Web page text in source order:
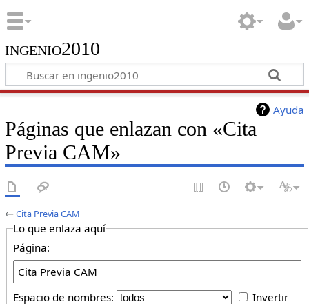
ingenio2010
Ayuda
Páginas que enlazan con «Cita
Previa CAM»
←Cita Previa CAM
Lo que enlaza aquí
Página:
Espacio de nombres:
Invertir